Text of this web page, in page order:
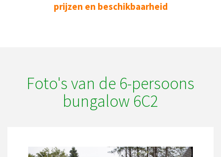
prijzen en beschikbaarheid
Foto's van de 6-persoons
bungalow 6C2